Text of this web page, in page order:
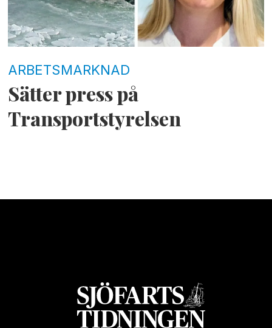
ARBETSMARKNAD
Sätter press på
Transportstyrelsen